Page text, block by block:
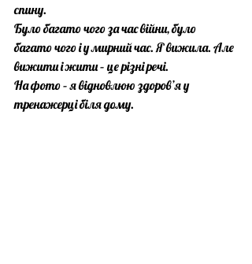
спину.
Було багато чого за час війни, було
багато чого і у мирний час. Я вижила. Але
вижити і жити – це різні речі.
На фото – я відновлюю здоров’я у
тренажерці біля дому.